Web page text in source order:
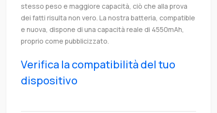
stesso peso e maggiore capacità, ciò che alla prova
dei fatti risulta non vero. La nostra batteria, compatible
e nuova, dispone di una capacità reale di 4550mAh,
proprio come pubblicizzato.
Verifica la compatibilità del tuo
dispositivo